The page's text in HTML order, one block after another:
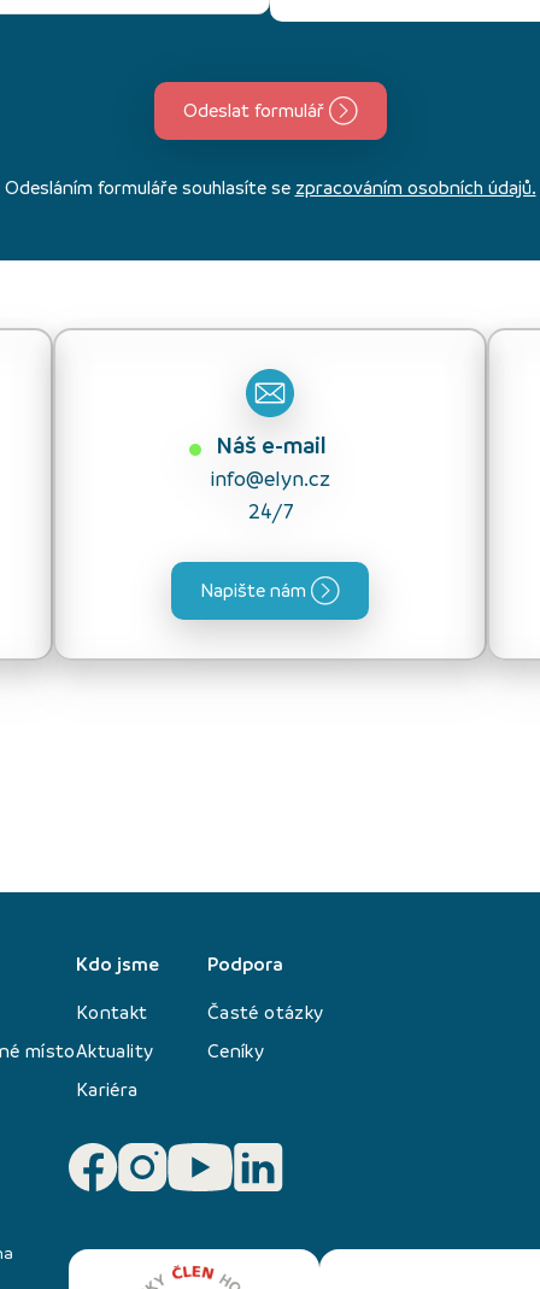
Odeslat formulář
Odesláním formuláře souhlasíte se zpracováním osobních údajů.
Náš e-mail
info@elyn.cz
24/7
Napište nám
místo
Kdo jsme
Kontakt
Aktuality
Kariéra
Podpora
Časté otázky
Ceníky